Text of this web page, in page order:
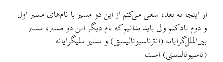
از اینجا به بعد، سعی می‌کنم از این دو مسیر با نام‌های مسیر اول
و دوم یاد کنم ولی باید بدانیم که نام دیگر این دو مسیر، مسیر
بین‌الملل‌گرایانه (انترناسیونالیستی) و مسیر مليگرایانه
(ناسیونالیستی) است.